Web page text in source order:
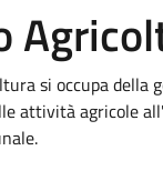
si occupa della
attività agricole